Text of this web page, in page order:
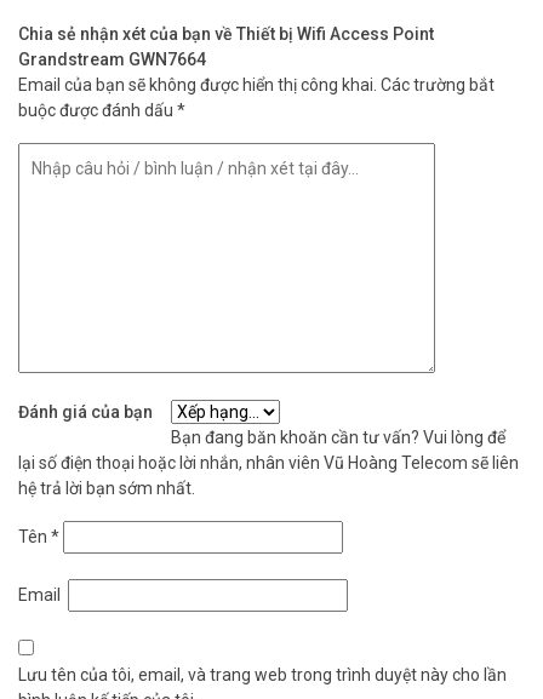
lòng liên hệ HOTLINE 1900 9259 để được hỗ trợ nhanh nhất. Tham
khảo thêm thông tin tạiFacebook Vuhoangtelecom
Chia sẻ nhận xét của bạn về Thiết bị Wifi Access Point
Grandstream GWN7664
Email của bạn sẽ không được hiển thị công khai. Các trường bắt
buộc được đánh dấu *
Đánh giá của bạn
Bạn đang băn khoăn cần tư vấn? Vui lòng để
lại số điện thoại hoặc lời nhắn, nhân viên Vũ Hoàng Telecom sẽ liên
hệ trả lời bạn sớm nhất.
Tên *
Email
Lưu tên của tôi, email, và trang web trong trình duyệt này cho lần